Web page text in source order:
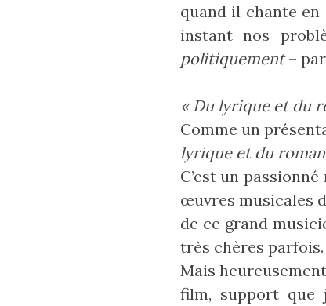
quand il chante
instant nos
politiquement–
« Du lyrique et du
Comme un
lyrique et du
C’est un
œuvres musicales
de ce grand
très chères parfois.
Mais
film, support que